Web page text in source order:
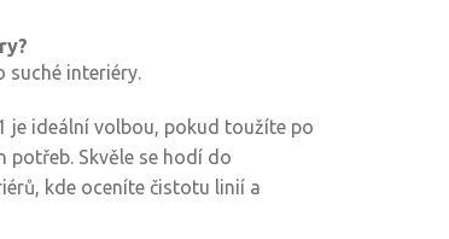
suché interiéry.
je ideální volbou, pokud toužíte po
potřeb. Skvěle se hodí do
kde oceníte čistotu linií a